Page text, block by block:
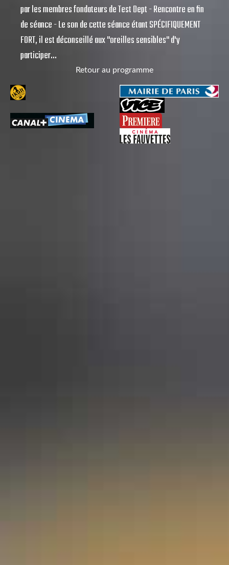
par les membres fondateurs de Test Dept - Rencontre en fin
de séance - Le son de cette séance étant SPÉCIFIQUEMENT
FORT, il est déconseillé aux "oreilles sensibles" d'y
participer...
Retour au programme